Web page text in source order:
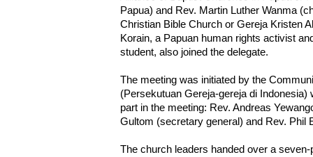
Papua) and Rev. Martin Luther Wanma
Christian Bible Church or Gereja Kristen
Korain, a Papuan human rights activist
student, also joined the delegate.
The meeting was initiated by the
(Persekutuan Gereja-gereja di
part in the meeting: Rev. Andreas
Gultom (secretary general) and Rev. Phil
The church leaders handed over a